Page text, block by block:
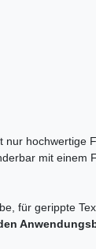
mit einem
für gerippte